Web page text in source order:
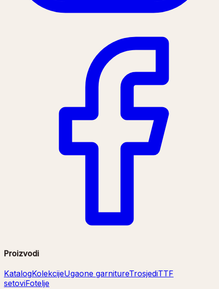
Proizvodi
KatalogKolekcijeUgaone garnitureTrosjediTTF
setoviFotelje